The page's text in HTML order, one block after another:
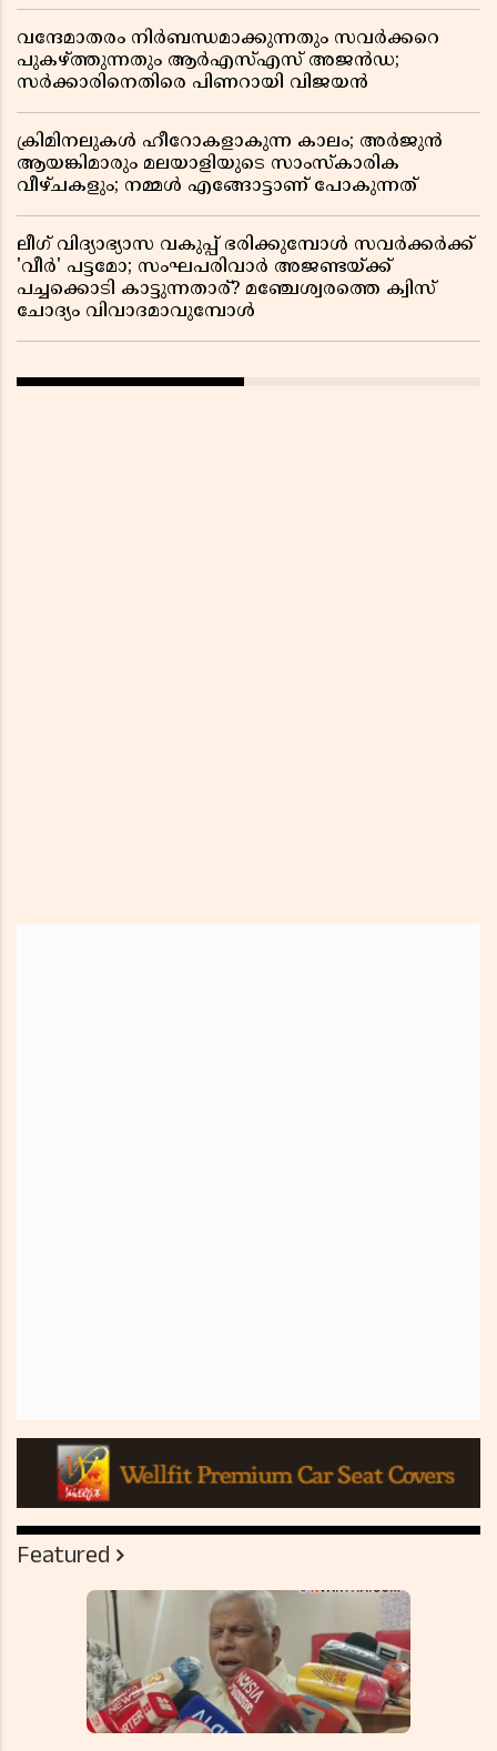
വന്ദേമാതരം നിർബന്ധമാക്കുന്നതും സവർക്കറെ
പുകഴ്ത്തുന്നതും ആർഎസ്എസ് അജൻഡ;
സർക്കാരിനെതിരെ പിണറായി വിജയൻ
ക്രിമിനലുകൾ ഹീറോകളാകുന്ന കാലം; അർജുൻ
ആയങ്കിമാരും മലയാളിയുടെ സാംസ്കാരിക
വീഴ്ചകളും; നമ്മൾ എങ്ങോട്ടാണ് പോകുന്നത്
ലീഗ് വിദ്യാഭ്യാസ വകുപ്പ് ഭരിക്കുമ്പോൾ സവർക്കർക്ക്
'വീർ' പട്ടമോ; സംഘപരിവാർ അജണ്ടയ്ക്ക്
പച്ചക്കൊടി കാട്ടുന്നതാര്? മഞ്ചേശ്വരത്തെ ക്വിസ്
ചോദ്യം വിവാദമാവുമ്പോൾ
Featured